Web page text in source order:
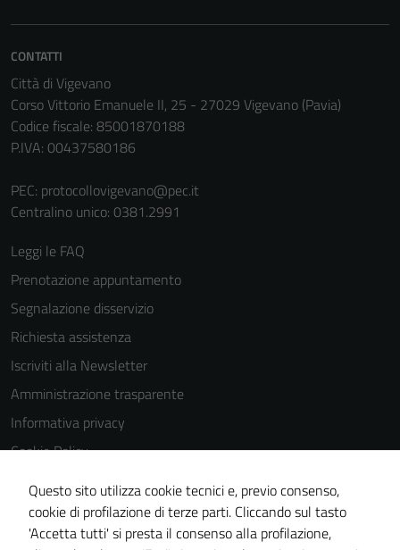
CONTATTI
Città di Vigevano
Corso Vittorio Emanuele II, 25 - 27029 Vigevano (Pavia)
Codice fiscale: 85001870188
P.IVA: 00437580186
PEC: protocollovigevano@pec.it
Centralino unico: 0381.2991
Leggi le FAQ
Prenotazione appuntamento
Segnalazione disservizio
Richiesta assistenza
Iscriviti alla Newsletter
Amministrazione trasparente
Informativa privacy
Cookie Policy
Media policy
Note legali
Dichiarazione di accessibilità
Questo sito utilizza cookie tecnici e, previo consenso,
cookie di profilazione di terze parti. Cliccando sul tasto
'Accetta tutti' si presta il consenso alla profilazione,